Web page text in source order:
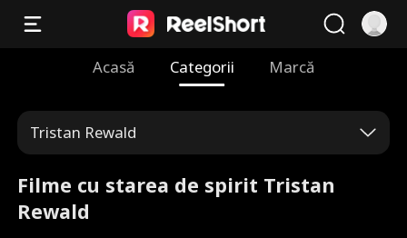
Acasă Categorii Marcă
Tristan Rewald
Filme cu starea de spirit Tristan
Rewald